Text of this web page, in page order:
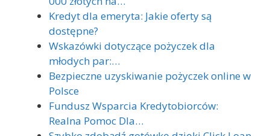
Kredyt dla emeryta: Jakie oferty są
dostępne?
Wskazówki dotyczące pożyczek dla
młodych par:…
Bezpieczne uzyskiwanie pożyczek online w
Polsce
Fundusz Wsparcia Kredytobiorców:
Realna Pomoc Dla…